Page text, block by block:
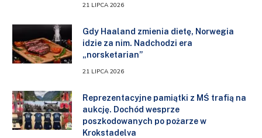
21 LIPCA 2026
Gdy Haaland zmienia dietę, Norwegia
idzie za nim. Nadchodzi era
„norsketarian”
21 LIPCA 2026
Reprezentacyjne pamiątki z MŚ trafią na
aukcję. Dochód wesprze
poszkodowanych po pożarze w
Krokstadelva